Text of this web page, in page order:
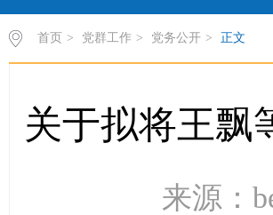
首页 > 党群工作 > 党务公开 > 正文
关于拟将王飘
来源：